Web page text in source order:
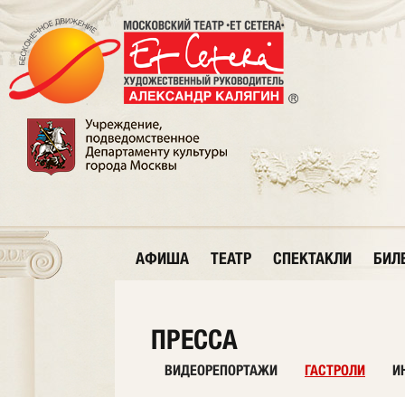
АФИША ТЕАТР СПЕКТАКЛИ
ПРЕССА
ВИДЕОРЕПОРТАЖИ ГАСТРОЛИ